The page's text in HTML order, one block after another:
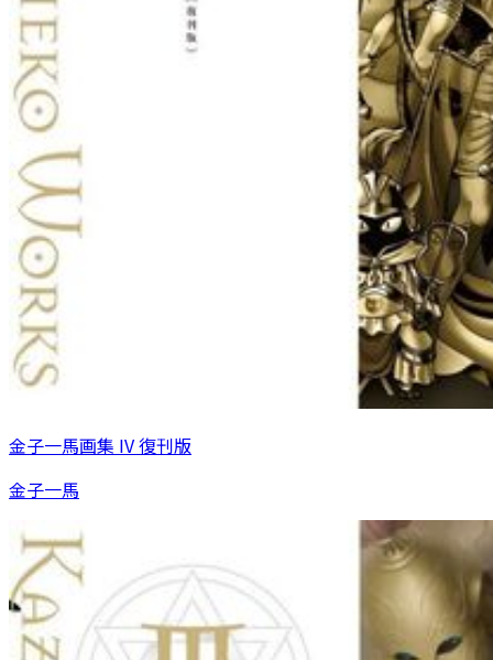
金子一馬画集 IV 復刊版
金子一馬